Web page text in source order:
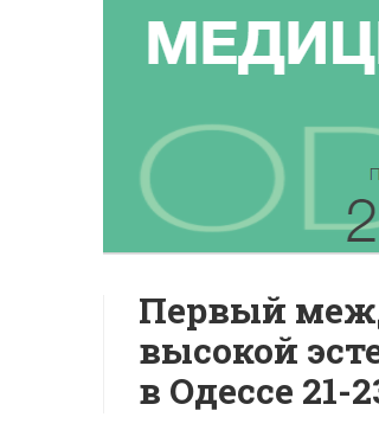
Первый
высокой
в Одессе 21-